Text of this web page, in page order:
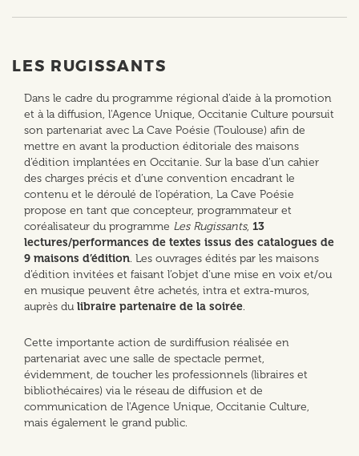
LES RUGISSANTS
Dans le cadre du programme régional d’aide à la promotion
et à la diffusion, l'Agence Unique, Occitanie Culture poursuit
son partenariat avec La Cave Poésie (Toulouse) afin de
mettre en avant la production éditoriale des maisons
d’édition implantées en Occitanie. Sur la base d’un cahier
des charges précis et d’une convention encadrant le
contenu et le déroulé de l’opération, La Cave Poésie
propose en tant que concepteur, programmateur et
coréalisateur du programme Les Rugissants, 13
lectures/performances de textes issus des catalogues de
9 maisons d’édition. Les ouvrages édités par les maisons
d’édition invitées et faisant l’objet d’une mise en voix et/ou
en musique peuvent être achetés, intra et extra-muros,
auprès du libraire partenaire de la soirée.
Cette importante action de surdiffusion réalisée en
partenariat avec une salle de spectacle permet,
évidemment, de toucher les professionnels (libraires et
bibliothécaires) via le réseau de diffusion et de
communication de l'Agence Unique, Occitanie Culture,
mais également le grand public.